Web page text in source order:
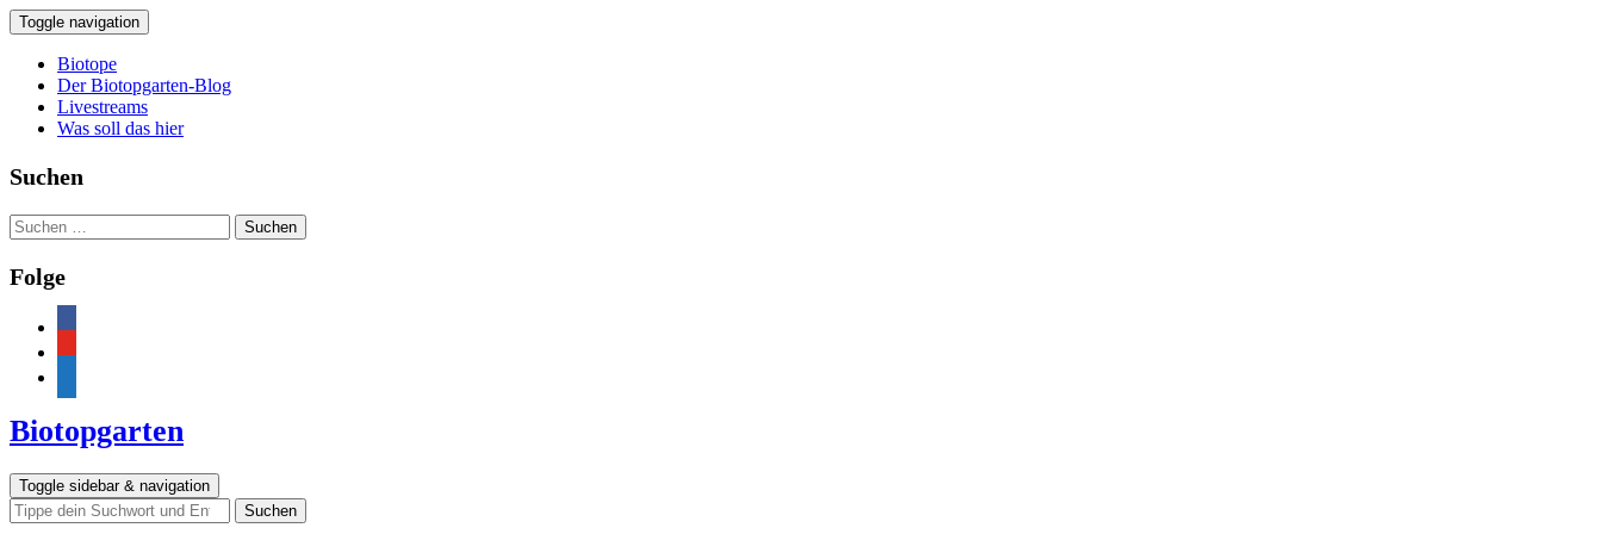
Toggle navigation
Biotope
Der Biotopgarten-Blog
Livestreams
Was soll das hier
Suchen
Suchen
nach:
Folge
Biotopgarten
Toggle sidebar & navigation